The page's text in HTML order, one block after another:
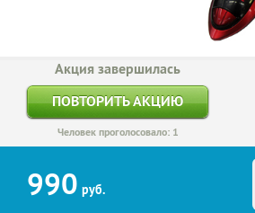
Акция завершилась
ПОВТОРИТЬ АКЦИЮ
Человек проголосовало: 1
990 руб.